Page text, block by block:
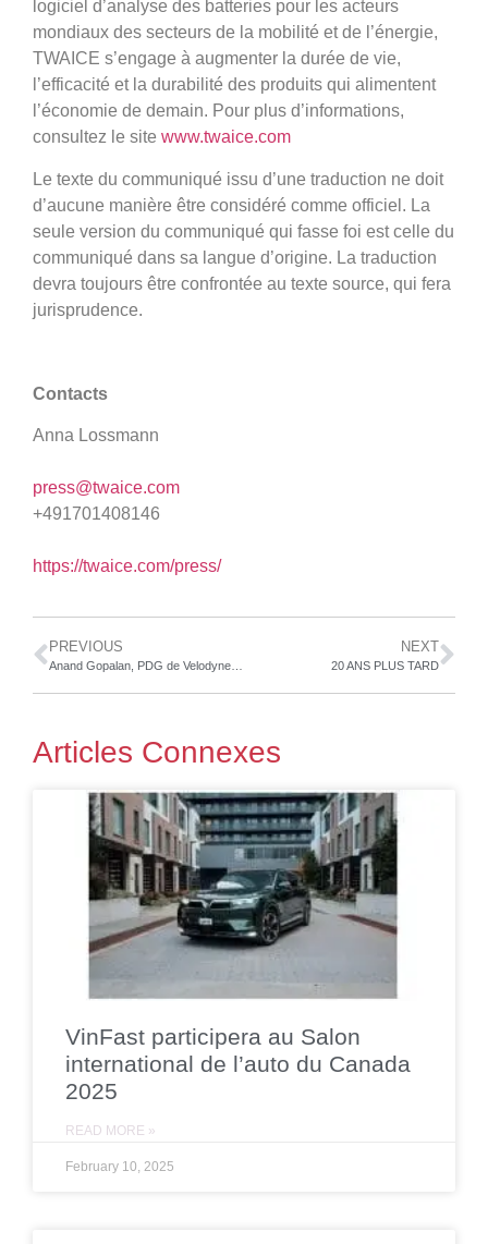
logiciel d’analyse des batteries pour les acteurs
mondiaux des secteurs de la mobilité et de l’énergie,
TWAICE s’engage à augmenter la durée de vie,
l’efficacité et la durabilité des produits qui alimentent
l’économie de demain. Pour plus d’informations,
consultez le site www.twaice.com
Le texte du communiqué issu d’une traduction ne doit
d’aucune manière être considéré comme officiel. La
seule version du communiqué qui fasse foi est celle du
communiqué dans sa langue d’origine. La traduction
devra toujours être confrontée au texte source, qui fera
jurisprudence.
Contacts
Anna Lossmann
press@twaice.com
+491701408146
https://twaice.com/press/
PREVIOUS NEXT
20 ANS PLUS TARD
Articles Connexes
VinFast participera au Salon
international de l’auto du Canada
2025
READ MORE »
February 10, 2025